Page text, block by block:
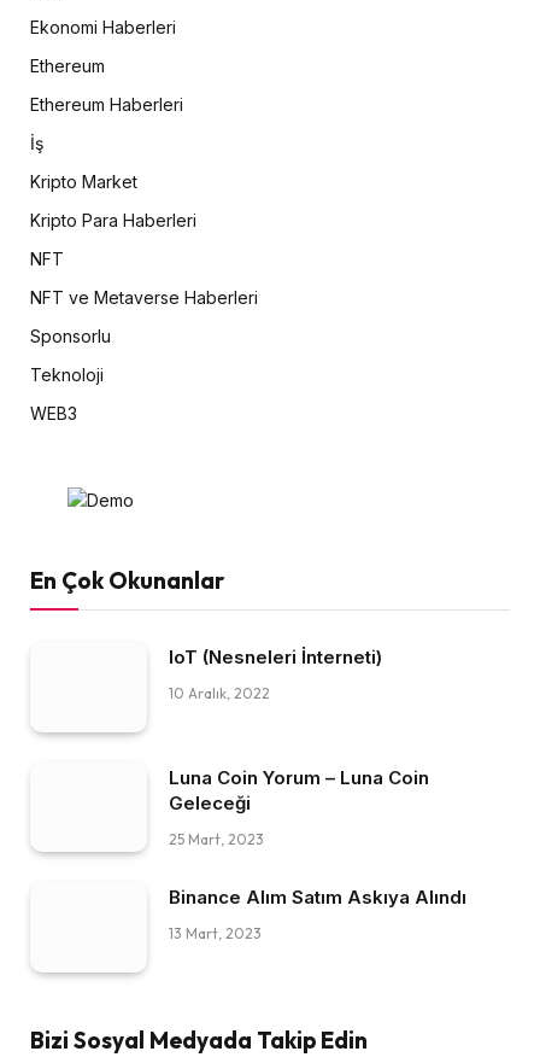
Ekonomi Haberleri
Ethereum
Ethereum Haberleri
İş
Kripto Market
Kripto Para Haberleri
NFT
NFT ve Metaverse Haberleri
Sponsorlu
Teknoloji
WEB3
En Çok Okunanlar
IoT (Nesneleri İnterneti)
10 Aralık, 2022
Luna Coin Yorum – Luna Coin
Geleceği
25 Mart, 2023
Binance Alım Satım Askıya Alındı
13 Mart, 2023
Bizi Sosyal Medyada Takip Edin